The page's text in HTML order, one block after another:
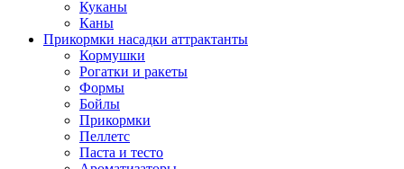
Куканы
Каны
Прикормки насадки аттрактанты
Кормушки
Рогатки и ракеты
Формы
Бойлы
Прикормки
Пеллетс
Паста и тесто